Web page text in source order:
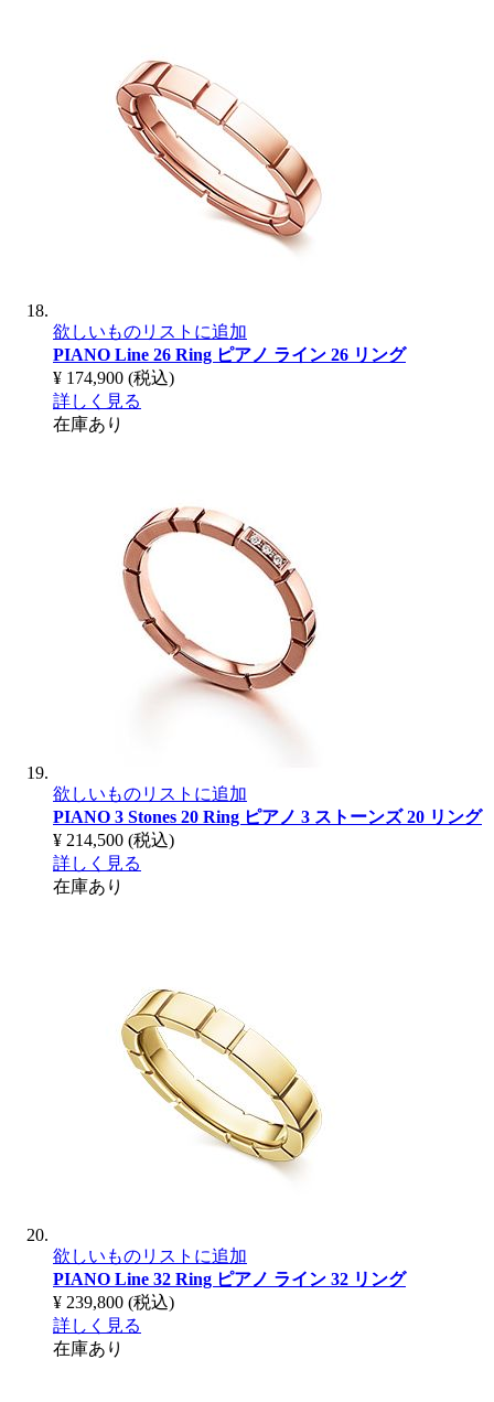
欲しいものリストに追加
PIANO Line 26 Ring ピアノ ライン 26 リング
¥ 174,900 (税込)
詳しく見る
在庫あり
欲しいものリストに追加
PIANO 3 Stones 20 Ring ピアノ 3 ストーンズ 20 リング
¥ 214,500 (税込)
詳しく見る
在庫あり
欲しいものリストに追加
PIANO Line 32 Ring ピアノ ライン 32 リング
¥ 239,800 (税込)
詳しく見る
在庫あり